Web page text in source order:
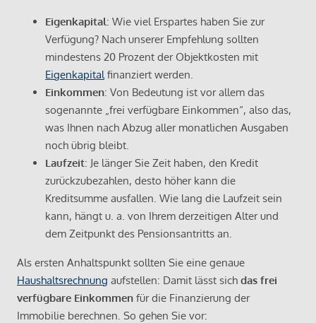
Eigenkapital: Wie viel Erspartes haben Sie zur
Verfügung? Nach unserer Empfehlung sollten
mindestens 20 Prozent der Objektkosten mit
Eigenkapital finanziert werden.
Einkommen: Von Bedeutung ist vor allem das
sogenannte „frei verfügbare Einkommen“, also das,
was Ihnen nach Abzug aller monatlichen Ausgaben
noch übrig bleibt.
Laufzeit: Je länger Sie Zeit haben, den Kredit
zurückzubezahlen, desto höher kann die
Kreditsumme ausfallen. Wie lang die Laufzeit sein
kann, hängt u. a. von Ihrem derzeitigen Alter und
dem Zeitpunkt des Pensionsantritts an.
Als ersten Anhaltspunkt sollten Sie eine genaue
Haushaltsrechnung aufstellen: Damit lässt sich das frei
verfügbare Einkommen für die Finanzierung der
Immobilie berechnen. So gehen Sie vor: